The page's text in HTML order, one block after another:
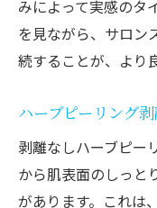
みによって実感のタ
を見ながら、サロン
続することが、より
ハーブピーリング
剥離なしハーブピー
から肌表面のしっと
があります。これは